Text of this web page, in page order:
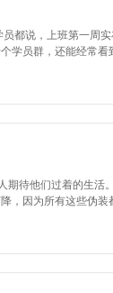
都说，上班第一周
学员群，还能经常看
期待他们过着的生活
，因为所有这些伪装